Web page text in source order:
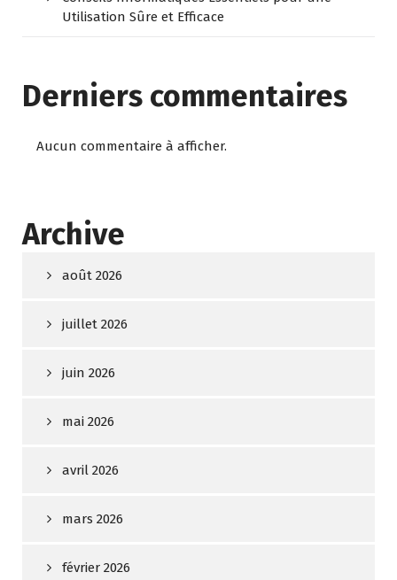
Utilisation Sûre et Efficace
Derniers commentaires
Aucun commentaire à afficher.
Archive
août 2026
juillet 2026
juin 2026
mai 2026
avril 2026
mars 2026
février 2026